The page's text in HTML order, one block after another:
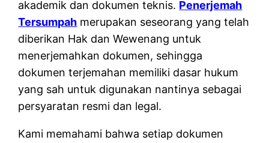
akademik dan dokumen teknis. Penerjemah
Tersumpah merupakan seseorang yang telah
diberikan Hak dan Wewenang untuk
menerjemahkan dokumen, sehingga
dokumen terjemahan memiliki dasar hukum
yang sah untuk digunakan nantinya sebagai
persyaratan resmi dan legal.
Kami memahami bahwa setiap dokumen